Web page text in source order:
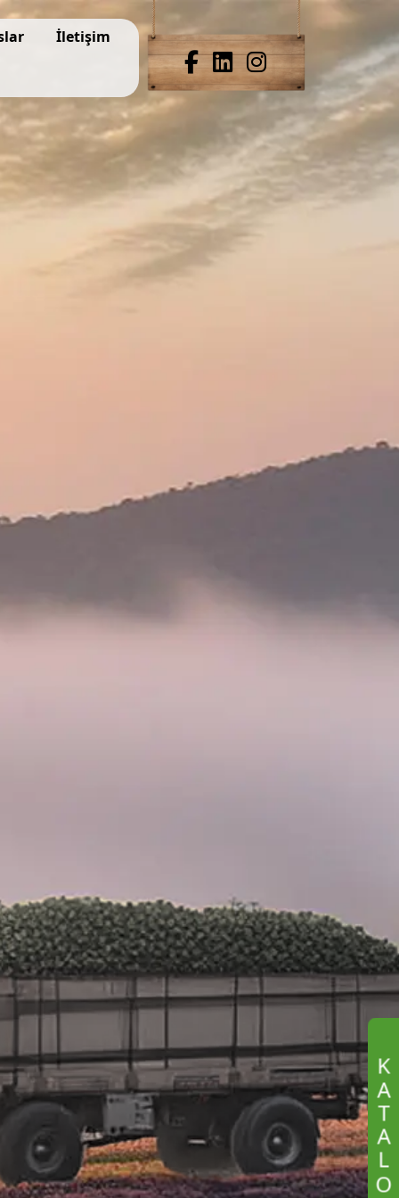
İletişim
K
A
T
A
L
O